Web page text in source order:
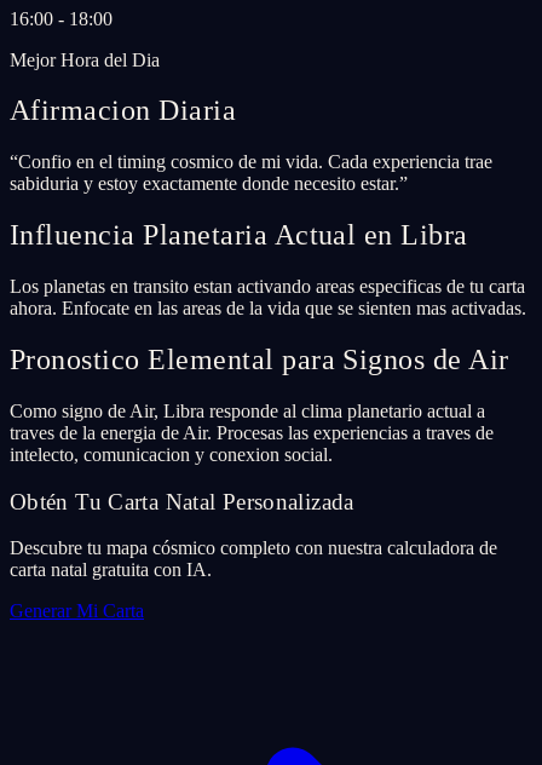
16:00 - 18:00
Mejor Hora del Dia
Afirmacion Diaria
“Confio en el timing cosmico de mi vida. Cada experiencia trae
sabiduria y estoy exactamente donde necesito estar.”
Influencia Planetaria Actual en Libra
Los planetas en transito estan activando areas especificas de tu carta
ahora. Enfocate en las areas de la vida que se sienten mas activadas.
Pronostico Elemental para Signos de Air
Como signo de Air, Libra responde al clima planetario actual a
traves de la energia de Air. Procesas las experiencias a traves de
intelecto, comunicacion y conexion social.
Obtén Tu Carta Natal Personalizada
Descubre tu mapa cósmico completo con nuestra calculadora de
carta natal gratuita con IA.
Generar Mi Carta